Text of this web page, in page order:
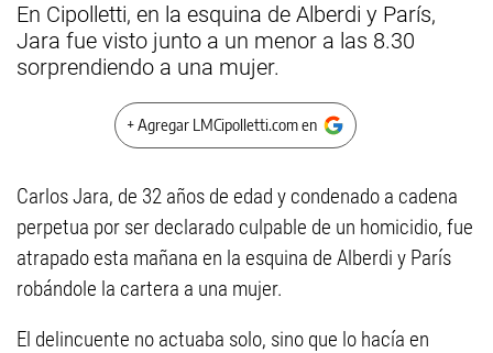
En Cipolletti, en la esquina de Alberdi y París,
Jara fue visto junto a un menor a las 8.30
sorprendiendo a una mujer.
+ Agregar LMCipolletti.com en
Carlos Jara, de 32 años de edad y condenado a cadena
perpetua por ser declarado culpable de un homicidio, fue
atrapado esta mañana en la esquina de Alberdi y París
robándole la cartera a una mujer.
El delincuente no actuaba solo, sino que lo hacía en